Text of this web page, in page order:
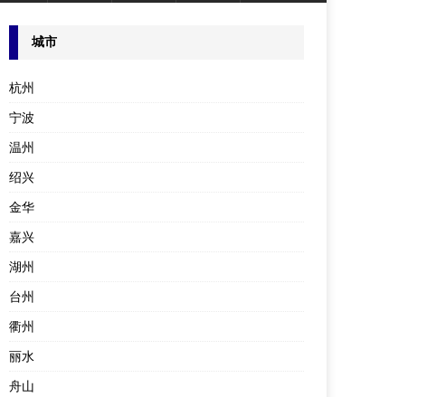
城市
杭州
宁波
温州
绍兴
金华
嘉兴
湖州
台州
衢州
丽水
舟山